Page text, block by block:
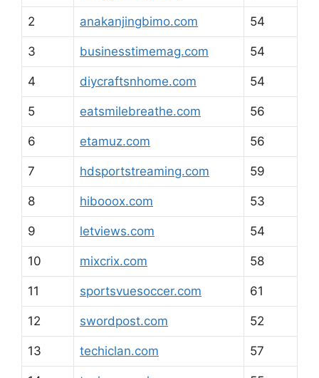
2 anakanjingbimo.com 54
3 businesstimemag.com 54
4 diycraftsnhome.com 54
5 eatsmilebreathe.com 56
6 etamuz.com 56
7 hdsportstreaming.com 59
8 hibooox.com 53
9 letviews.com 54
10 mixcrix.com 58
11 sportsvuesoccer.com 61
12 swordpost.com 52
13 techiclan.com 57